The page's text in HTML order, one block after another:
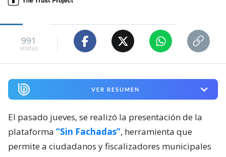
991
visitas
VER RESUMEN
El pasado jueves, se realizó la presentación de la
plataforma “Sin Fachadas”, herramienta que
permite a ciudadanos y fiscalizadores municipales